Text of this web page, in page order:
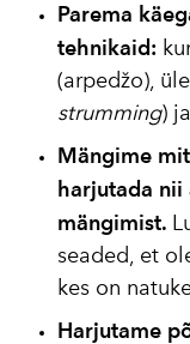
Parema
tehnikaid:
(arpedžo),
strumming)
Mängime
harjutada
mängimist.
seaded, et
kes on
Harjutame